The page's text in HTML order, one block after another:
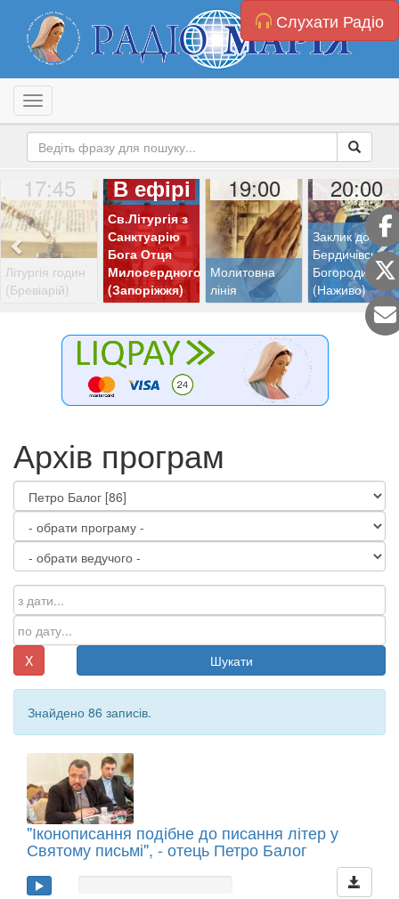
Слухати Радіо
Toggle navigation
17:45
Літургія годин
(Бревіарій)
В ефірі
Св.Літургія з
Санктуарію
Бога Отця
Милосердного
(Запоріжжя)
19:00
Молитовна
лінія
20:00
Заклик до
Бердичівської
Богородиці
(Наживо)
Архів програм
X Шукати
Знайдено 86 записів.
"Іконописання подібне до писання літер у
Святому письмі", - отець Петро Балог